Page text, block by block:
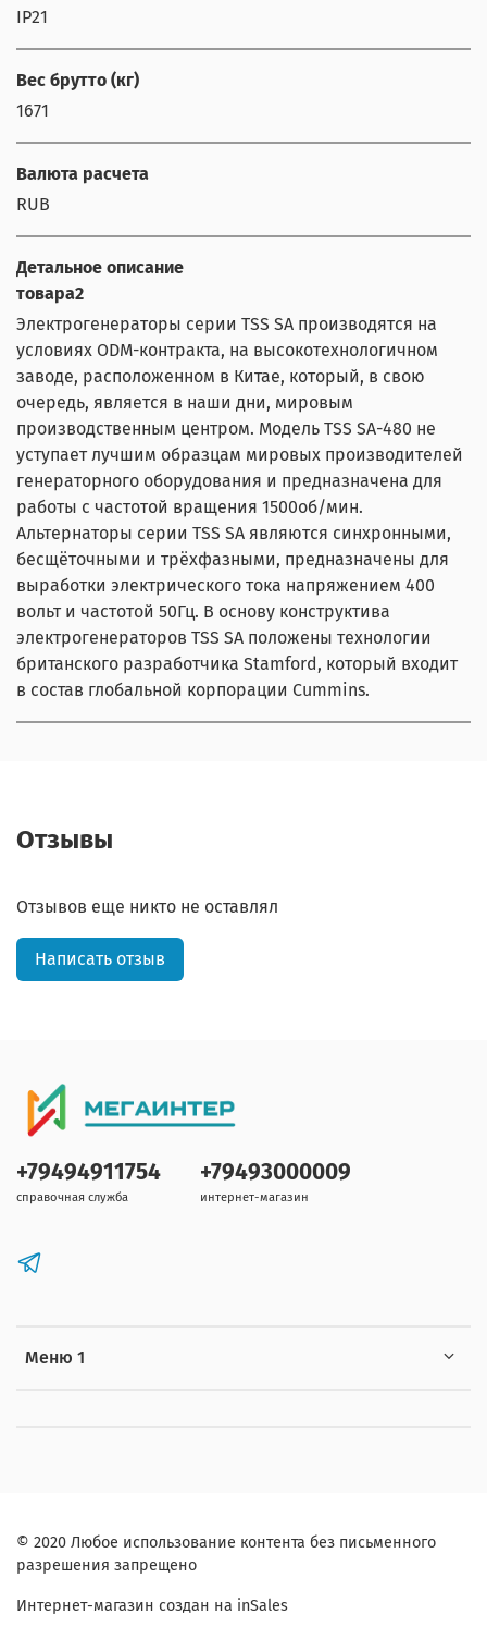
IP21
Вес брутто (кг)
1671
Валюта расчета
RUB
Детальное описание
товара2
Электрогенераторы серии TSS SA производятся на
условиях ODM-контракта, на высокотехнологичном
заводе, расположенном в Китае, который, в свою
очередь, является в наши дни, мировым
производственным центром. Модель TSS SA-480 не
уступает лучшим образцам мировых производителей
генераторного оборудования и предназначена для
работы с частотой вращения 1500об/мин.
Альтернаторы серии TSS SA являются синхронными,
бесщёточными и трёхфазными, предназначены для
выработки электрического тока напряжением 400
вольт и частотой 50Гц. В основу конструктива
электрогенераторов TSS SA положены технологии
британского разработчика Stamford, который входит
в состав глобальной корпорации Cummins.
Отзывы
Отзывов еще никто не оставлял
Написать отзыв
Меню 1
+79494911754
справочная служба
+79493000009
интернет-магазин
© 2020 Любое использование контента без письменного
разрешения запрещено
Интернет-магазин создан на inSales